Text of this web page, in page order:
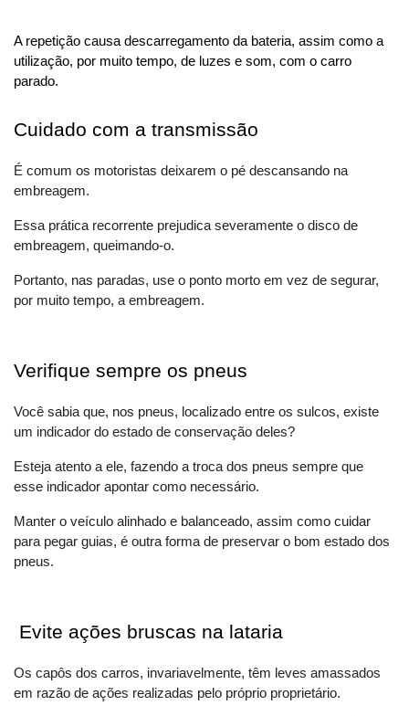
A repetição causa descarregamento da bateria, assim como a
utilização, por muito tempo, de luzes e som, com o carro
parado.
Cuidado com a transmissão
É comum os motoristas deixarem o pé descansando na
embreagem.
Essa prática recorrente prejudica severamente o disco de
embreagem, queimando-o.
Portanto, nas paradas, use o ponto morto em vez de segurar,
por muito tempo, a embreagem.
Verifique sempre os pneus
Você sabia que, nos pneus, localizado entre os sulcos, existe
um indicador do estado de conservação deles?
Esteja atento a ele, fazendo a troca dos pneus sempre que
esse indicador apontar como necessário.
Manter o veículo alinhado e balanceado, assim como cuidar
para pegar guias, é outra forma de preservar o bom estado dos
pneus.
Evite ações bruscas na lataria
Os capôs dos carros, invariavelmente, têm leves amassados
em razão de ações realizadas pelo próprio proprietário.